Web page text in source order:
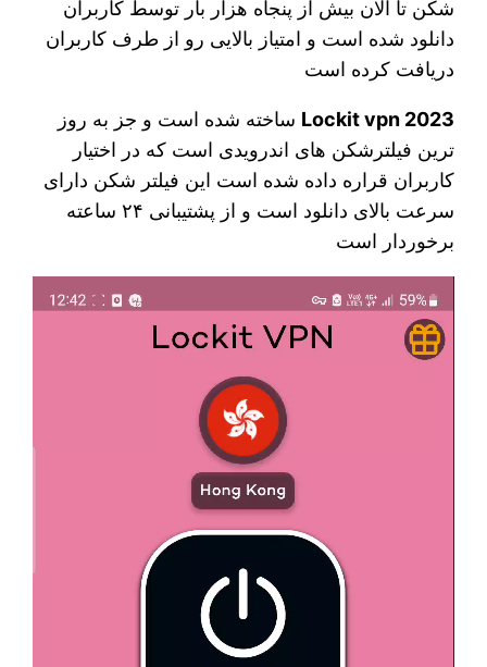
شکن تا الان بیش از پنجاه هزار بار توسط کاربران
دانلود شده است و امتیاز بالایی رو از طرف کاربران
دریافت کرده است
Lockit vpn 2023 ساخته شده است و جز به روز
ترین فیلترشکن های اندرویدی است که در اختیار
کاربران قراره داده شده است این فیلتر شکن دارای
سرعت بالای دانلود است و از پشتیبانی ۲۴ ساعته
برخوردار است
نمایشگر
ویدیو